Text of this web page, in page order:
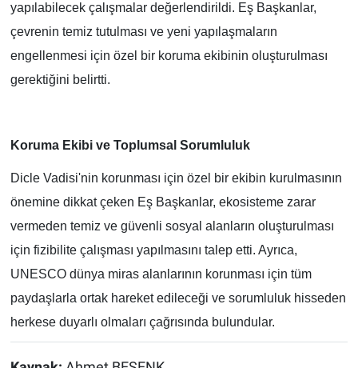
yapılabilecek çalışmalar değerlendirildi. Eş Başkanlar,
çevrenin temiz tutulması ve yeni yapılaşmaların
engellenmesi için özel bir koruma ekibinin oluşturulması
gerektiğini belirtti.
Koruma Ekibi ve Toplumsal Sorumluluk
Dicle Vadisi'nin korunması için özel bir ekibin kurulmasının
önemine dikkat çeken Eş Başkanlar, ekosisteme zarar
vermeden temiz ve güvenli sosyal alanların oluşturulması
için fizibilite çalışması yapılmasını talep etti. Ayrıca,
UNESCO dünya miras alanlarının korunması için tüm
paydaşlarla ortak hareket edileceği ve sorumluluk hisseden
herkese duyarlı olmaları çağrısında bulundular.